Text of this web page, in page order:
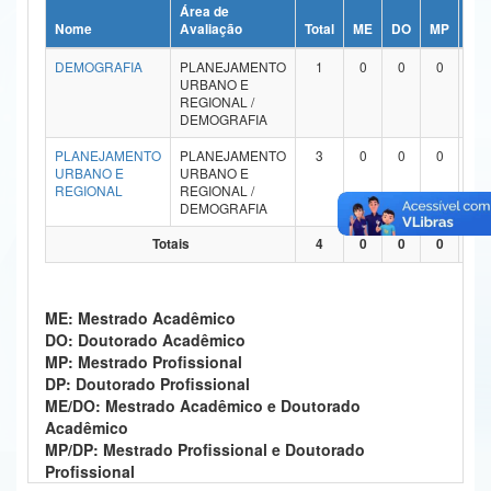
Ministério da Ciência, Tecnologia, Inovações e Comunicações
Ministério do Meio Ambiente
Ministério do Desenvolvimento Regional
Ministério da Mulher, da Família e dos Direitos Humanos
Secretaria de Governo
Gabinete de Segurança Institucional
Advocacia-Geral da União
Banco Central do Brasil
Nome
Área de
Avaliação
Total ME DO MP
DEMOGRAFIA
PLANEJAMENTO
URBANO E
REGIONAL /
DEMOGRAFIA
1 0 0 0
PLANEJAMENTO
URBANO E
REGIONAL
PLANEJAMENTO
URBANO E
REGIONAL /
DEMOGRAFIA
3 0 0 0
Totais 4 0 0 0
ME: Mestrado Acadêmico
DO: Doutorado Acadêmico
MP: Mestrado Profissional
DP: Doutorado Profissional
ME/DO: Mestrado Acadêmico e Doutorado
Acadêmico
MP/DP: Mestrado Profissional e Doutorado
Profissional